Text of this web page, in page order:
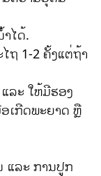
ໄດ້.
ຖ 1-2 ຄັ້ງແຕ່ຖ້າ
ລະ ໃຫ້ມີຮອງ
ເກີດພະຍາດ ຫຼື
ແລະ ການປູກ